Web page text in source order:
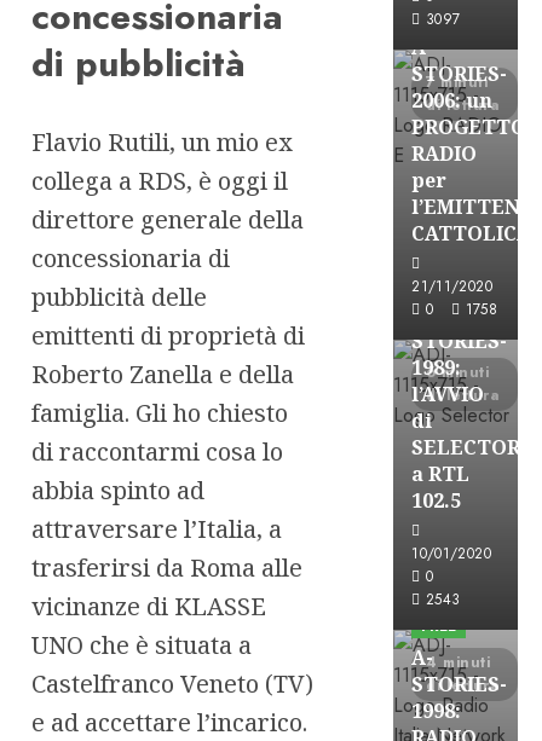
concessionaria
di pubblicità
Flavio Rutili, un mio ex
collega a RDS, è oggi il
direttore generale della
concessionaria di
pubblicità delle
emittenti di proprietà di
Roberto Zanella e della
famiglia. Gli ho chiesto
di raccontarmi cosa lo
abbia spinto ad
attraversare l’Italia, a
trasferirsi da Roma alle
vicinanze di KLASSE
UNO che è situata a
Castelfranco Veneto (TV)
e ad accettare l’incarico.
3097
7 minuti
di lettura
FREE
A-
STORIES-
2006: un
PROGETTO
RADIO
per
CATTOLICA
21/11/2020
0
1758
6 minuti
di lettura
A-Stories
FREE
A-
STORIES-
1989:
l’AVVIO
di
SELECTOR
a RTL
102.5
10/01/2020
0
2543
4 minuti
di lettura
A-Stories
Formazione
FREE
A-
STORIES-
1998: